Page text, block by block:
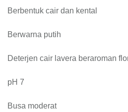
Berbentuk cair dan kental
Berwarna putih
Deterjen cair lavera beraroman
pH 7
Busa moderat